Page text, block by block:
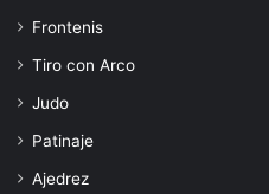
Frontenis
Tiro con Arco
Judo
Patinaje
Ajedrez